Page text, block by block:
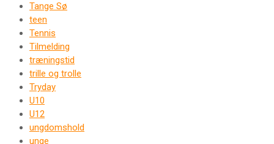
Tange Sø
teen
Tennis
Tilmelding
træningstid
trille og trolle
Tryday
U10
U12
ungdomshold
unge